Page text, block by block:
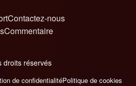
Contactez-nous
Commentaire
droits réservés
de confidentialitéPolitique de cookies